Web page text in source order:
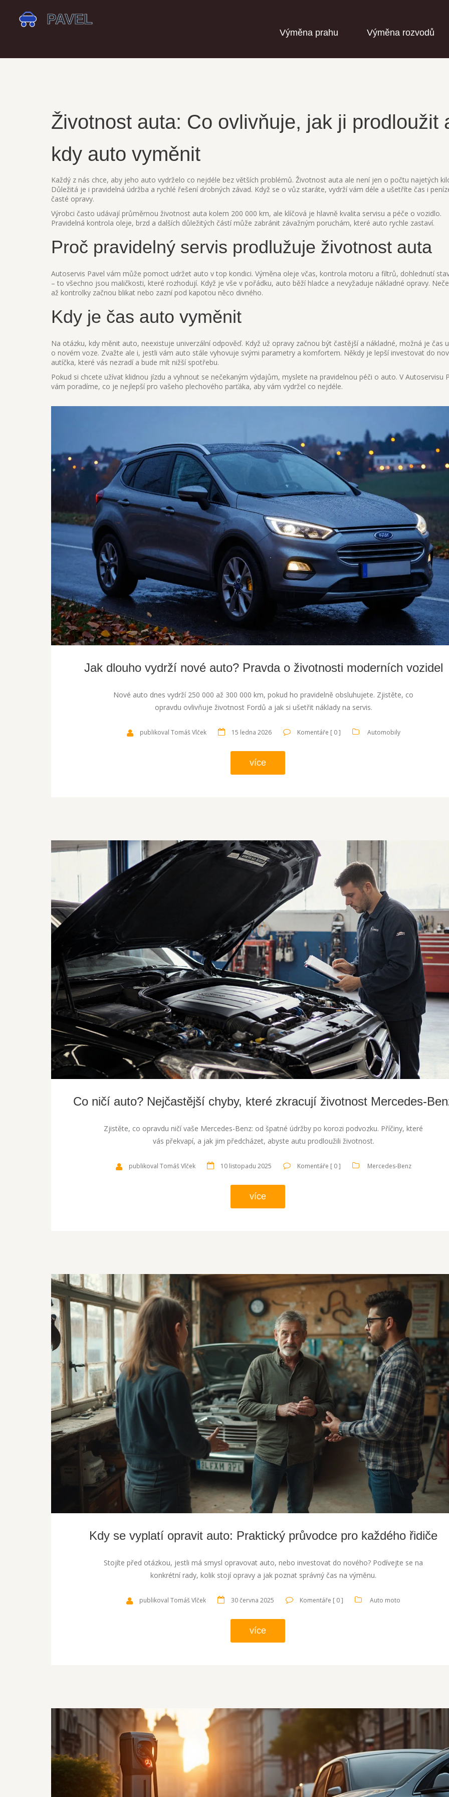
Výměna prahu Výměna rozvodů
Životnost auta: Co ovlivňuje, jak ji prodloužit
kdy auto vyměnit
Každý z nás chce, aby jeho auto vydrželo co nejdéle bez větších problémů. Životnost auta ale není jen o počtu najetých
Důležitá je i pravidelná údržba a rychlé řešení drobných závad. Když se o vůz staráte, vydrží vám déle a ušetříte čas i
časté opravy.
Výrobci často udávají průměrnou životnost auta kolem 200 000 km, ale klíčová je hlavně kvalita servisu a péče o vozidlo.
Pravidelná kontrola oleje, brzd a dalších důležitých částí může zabránit závažným poruchám, které auto rychle zastaví.
Proč pravidelný servis prodlužuje životnost auta
Autoservis Pavel vám může pomoct udržet auto v top kondici. Výměna oleje včas, kontrola motoru a filtrů, dohlednutí
– to všechno jsou maličkosti, které rozhodují. Když je vše v pořádku, auto běží hladce a nevyžaduje nákladné opravy.
až kontrolky začnou blikat nebo zazní pod kapotou něco divného.
Kdy je čas auto vyměnit
Na otázku, kdy měnit auto, neexistuje univerzální odpověď. Když už opravy začnou být častější a nákladné, možná je čas
o novém voze. Zvažte ale i, jestli vám auto stále vyhovuje svými parametry a komfortem. Někdy je lepší investovat do
autíčka, které vás nezradí a bude mít nižší spotřebu.
Pokud si chcete užívat klidnou jízdu a vyhnout se nečekaným výdajům, myslete na pravidelnou péči o auto. V Autoservisu
vám poradíme, co je nejlepší pro vašeho plechového parťáka, aby vám vydržel co nejdéle.
Jak dlouho vydrží nové auto? Pravda o životnosti moderních vozidel
Nové auto dnes vydrží 250 000 až 300 000 km, pokud ho pravidelně obsluhujete. Zjistěte, co
opravdu ovlivňuje životnost Fordů a jak si ušetřit náklady na servis.
publikoval Tomáš Vlček 15 ledna 2026 Komentáře [ 0 ] Automobily
více
Co ničí auto? Nejčastější chyby, které zkracují životnost Mercedes-
Zjistěte, co opravdu ničí vaše Mercedes-Benz: od špatné údržby po korozi podvozku. Příčiny, které
vás překvapí, a jak jim předcházet, abyste autu prodloužili životnost.
publikoval Tomáš Vlček 10 listopadu 2025 Komentáře [ 0 ] Mercedes-Benz
více
Kdy se vyplatí opravit auto: Praktický průvodce pro každého řidiče
Stojíte před otázkou, jestli má smysl opravovat auto, nebo investovat do nového? Podívejte se na
konkrétní rady, kolik stojí opravy a jak poznat správný čas na výměnu.
publikoval Tomáš Vlček 30 června 2025 Komentáře [ 0 ] Auto moto
více